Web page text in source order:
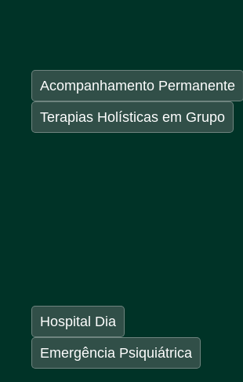
Acompanhamento Permanente
Terapias Holísticas em Grupo
Hospital Dia
Emergência Psiquiátrica